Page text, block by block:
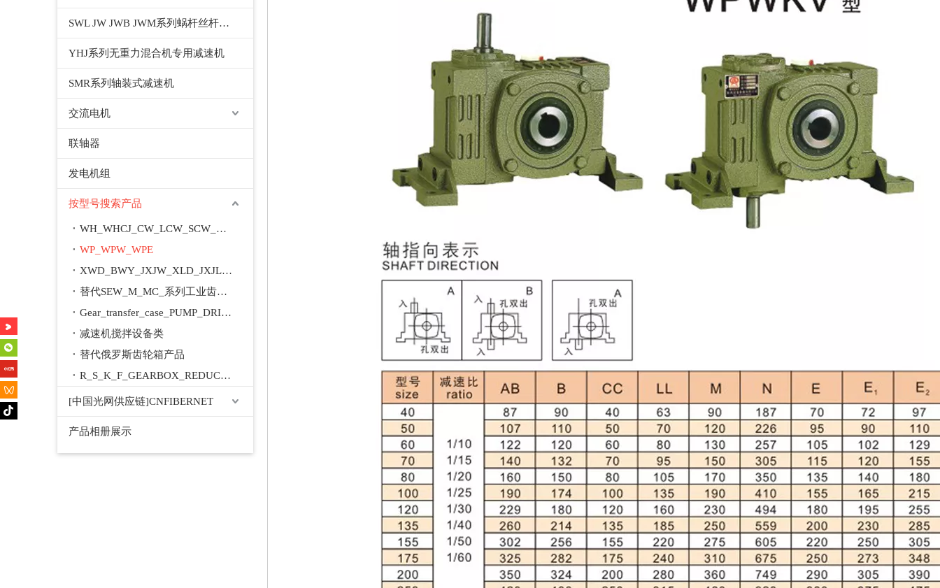
SWL JW JWB JWM系列蜗杆丝杆升降机千斤顶
YHJ系列无重力混合机专用减速机
SMR系列轴装式减速机
交流电机
联轴器
发电机组
按型号搜索产品
WH_WHCJ_CW_LCW_SCW_WD_WSJ_WXJ_A_M
WP_WPW_WPE
XWD_BWY_JXJW_XLD_JXJL_BLY_BYY_XWED_BWEY
替代SEW_M_MC_系列工业齿轮箱
Gear_transfer_case_PUMP_DRIVE
减速机搅拌设备类
替代俄罗斯齿轮箱产品
R_S_K_F_GEARBOX_REDUCER
[中国光网供应链]CNFIBERNET
产品相册展示